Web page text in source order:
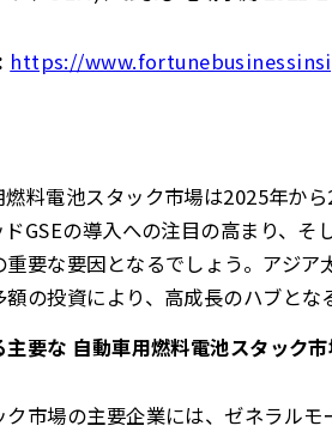
https://
料電池スタック市場は2025年か
GSEの導入への注目の高まり、
要な要因となるでしょう。アジ
の投資により、高成長のハブとな
要な 自動車用燃料電池スタック市
市場の主要企業には、ゼネラルモ